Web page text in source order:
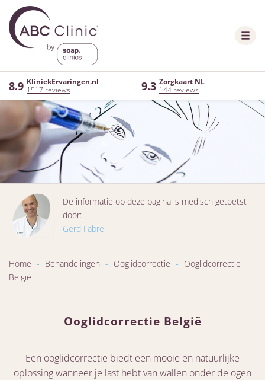
8.9 KliniekErvaringen.nl
1517 reviews
9.3 Zorgkaart NL
144 reviews
De informatie op deze pagina is medisch getoetst
door:
Gerd Fabre
Home - Behandelingen - Ooglidcorrectie - Ooglidcorrectie
België
Ooglidcorrectie België
Een ooglidcorrectie biedt een mooie en natuurlijke
oplossing wanneer je last hebt van wallen onder de ogen